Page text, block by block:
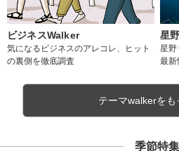
ビジネスWalker
気になるビジネスのアレコレ、ヒット
の裏側を徹底調査
星
星野
最新
テーマwalkerをも
季節特集